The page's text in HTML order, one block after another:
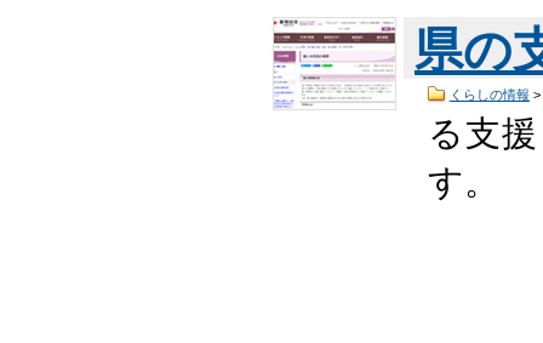
県の
くらしの情報 >
る支
す。